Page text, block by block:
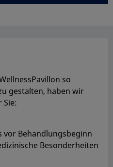
so
gestalten, haben wir
Sie:
vor Behandlungsbeginn
Besonderheiten